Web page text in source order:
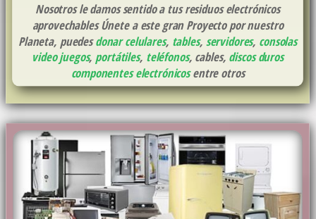
Nosotros le damos sentido a tus residuos electrónicos
aprovechables Únete a este gran Proyecto por nuestro
Planeta, puedesdonar celulares, tables, servidores, consolas
video juegos, portátiles, teléfonos, cables, discos duros
componentes electrónicosentre otros